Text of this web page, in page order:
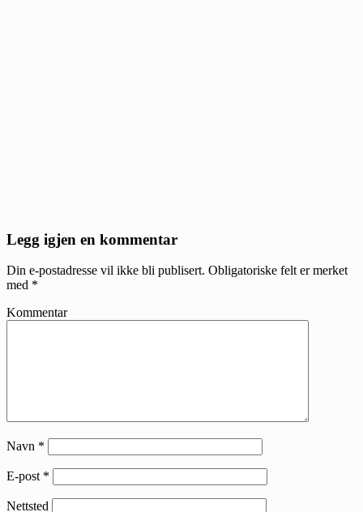
Reader
Legg igjen en kommentar
Din e-postadresse vil ikke bli publisert. Obligatoriske felt er merket
med *
Kommentar
Navn *
E-post *
Nettsted